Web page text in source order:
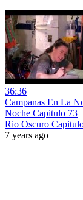
36:36
Campanas En La
Noche Capitulo 73
Rio Oscuro
7 years ago